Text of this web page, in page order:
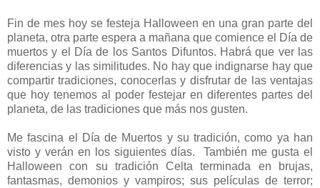
Fin de mes hoy se festeja Halloween en una gran parte del
planeta, otra parte espera a mañana que comience el Día de
muertos y el Día de los Santos Difuntos. Habrá que ver las
diferencias y las similitudes. No hay que indignarse hay que
compartir tradiciones, conocerlas y disfrutar de las ventajas
que hoy tenemos al poder festejar en diferentes partes del
planeta, de las tradiciones que más nos gusten.
Me fascina el Día de Muertos y su tradición, como ya han
visto y verán en los siguientes días. También me gusta el
Halloween con su tradición Celta terminada en brujas,
fantasmas, demonios y vampiros; sus películas de terror;